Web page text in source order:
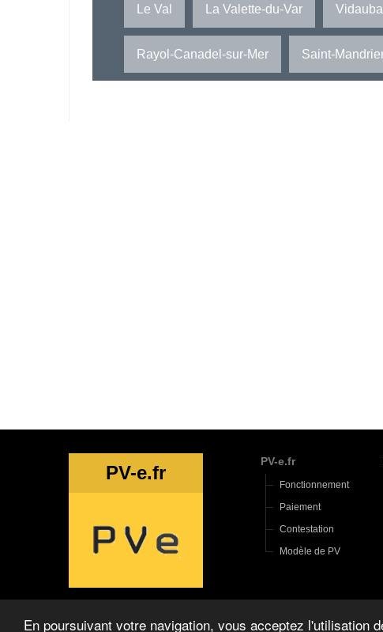
En poursuivant votre navigation, vous acceptez l'utilisation
Le Val La Valette-du-Var
Rayol-Canadel-sur-Mer Saint-
PV-e.fr
PV-e.fr
Fonctionnement
Paiement
Contestation
Modèle de PV